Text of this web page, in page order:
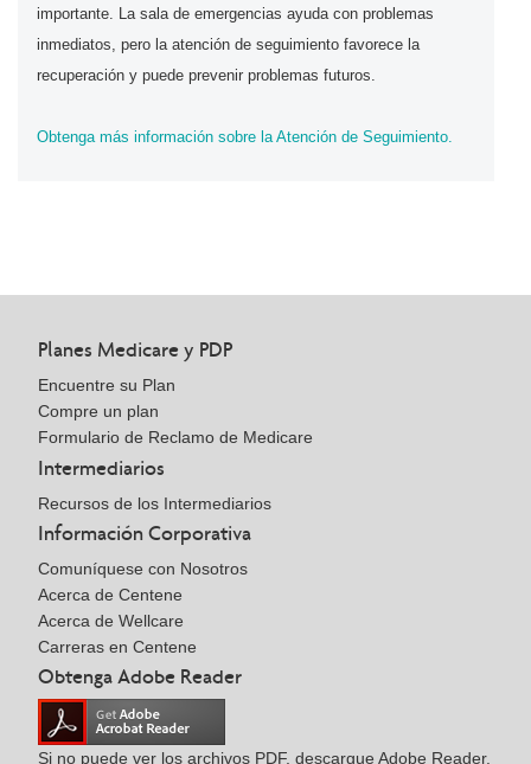
importante. La sala de emergencias ayuda con problemas
inmediatos, pero la atención de seguimiento favorece la
recuperación y puede prevenir problemas futuros.
Obtenga más información sobre la Atención de Seguimiento.
Planes Medicare y PDP
Encuentre su Plan
Compre un plan
Formulario de Reclamo de Medicare
Intermediarios
Recursos de los Intermediarios
Información Corporativa
Comuníquese con Nosotros
Acerca de Centene
Acerca de Wellcare
Carreras en Centene
Obtenga Adobe Reader
Si no puede ver los archivos PDF, descargue Adobe Reader.